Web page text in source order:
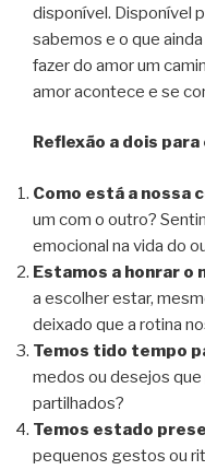
disponível. Disponível
sabemos e o que
fazer do amor um
amor acontece e se
Reflexão a dois
Como está a nossa
um com o outro?
emocional na vida do
Estamos a honrar o
a escolher estar,
deixado que a rotina
Temos tido tempo
medos ou desejos
partilhados?
Temos estado
pequenos gestos ou